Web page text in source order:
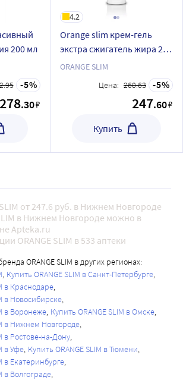
200 мл
5
278.30₽
4.2
Orange slim крем-гель
экстра сжигатель жира 200
мл
ORANGE SLIM
Цена: 260.63 5
247.60₽
Купить
от 247.6 руб. в Нижнем Новгороде
в Нижнем Новгороде можно в
Apteka.ru
ORANGE SLIM в 533 аптеки
ORANGE SLIM в других регионах:
Купить ORANGE SLIM в Санкт-Петербурге
в Краснодаре
в Новосибирске
в Воронеже Купить ORANGE SLIM в Омске
в Нижнем Новгороде
в Ростове-на-Дону
в Уфе Купить ORANGE SLIM в Тюмени
в Екатеринбурге
в Волгограде